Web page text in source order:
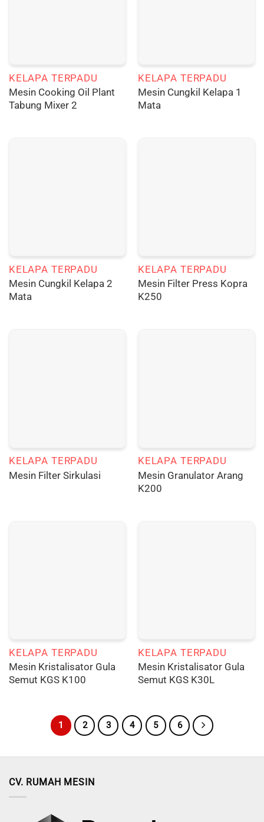
KELAPA TERPADU
Mesin Cooking Oil Plant
Tabung Mixer 2
KELAPA TERPADU
Mesin Cungkil Kelapa 1
Mata
KELAPA TERPADU
Mesin Cungkil Kelapa 2
Mata
KELAPA TERPADU
Mesin Filter Press Kopra
K250
KELAPA TERPADU
Mesin Filter Sirkulasi
KELAPA TERPADU
Mesin Granulator Arang
K200
KELAPA TERPADU
Mesin Kristalisator Gula
Semut KGS K100
KELAPA TERPADU
Mesin Kristalisator Gula
Semut KGS K30L
1 2 3 4 5 6
CV. RUMAH MESIN